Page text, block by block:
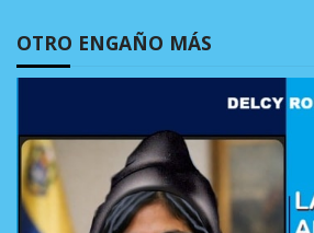
OTRO ENGAÑO MÁS